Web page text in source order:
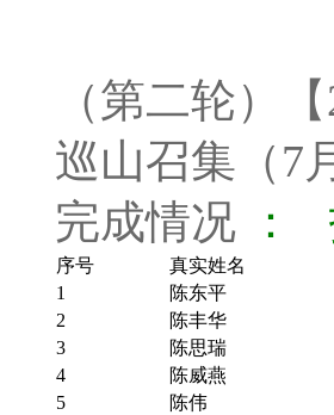
（第二轮）
巡山召集（7
完成情况 ：
序号 真实姓名
1
陈东平
2
陈丰华
3
陈思瑞
4
陈威燕
5
陈伟